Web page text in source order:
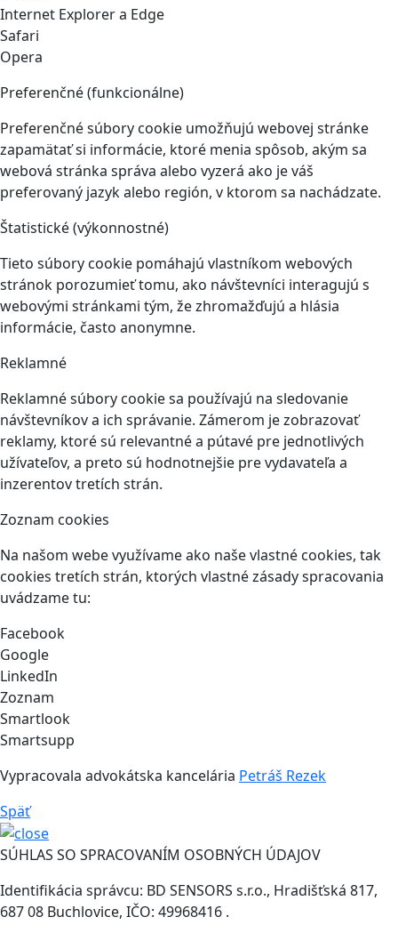
Internet Explorer a Edge
Safari
Opera
Preferenčné (funkcionálne)
Preferenčné súbory cookie umožňujú webovej stránke
zapamätať si informácie, ktoré menia spôsob, akým sa
webová stránka správa alebo vyzerá ako je váš
preferovaný jazyk alebo región, v ktorom sa nachádzate.
Štatistické (výkonnostné)
Tieto súbory cookie pomáhajú vlastníkom webových
stránok porozumieť tomu, ako návštevníci interagujú s
webovými stránkami tým, že zhromažďujú a hlásia
informácie, často anonymne.
Reklamné
Reklamné súbory cookie sa používajú na sledovanie
návštevníkov a ich správanie. Zámerom je zobrazovať
reklamy, ktoré sú relevantné a pútavé pre jednotlivých
užívateľov, a preto sú hodnotnejšie pre vydavateľa a
inzerentov tretích strán.
Zoznam cookies
Na našom webe využívame ako naše vlastné cookies, tak
cookies tretích strán, ktorých vlastné zásady spracovania
uvádzame tu:
Facebook
Google
LinkedIn
Zoznam
Smartlook
Smartsupp
Vypracovala advokátska kancelária Petráš Rezek
Späť
SÚHLAS SO SPRACOVANÍM OSOBNÝCH ÚDAJOV
Identifikácia správcu: BD SENSORS s.r.o., Hradišťská 817,
687 08 Buchlovice, IČO: 49968416 .